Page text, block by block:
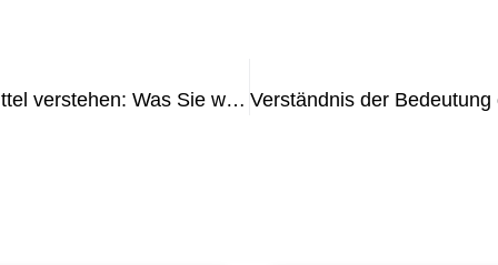
DGUV Ortsveränderliche Betriebsmittel verstehen: Was Sie wissen müssen